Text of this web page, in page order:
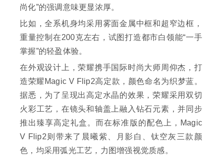
尚化”的强调意味更显浓厚。
比如，全系机身均采用雾面金属中框和超窄边框，
重量控制在200克左右，试图打造都市白领能“一手
掌握”的轻盈体验。
在外观设计上，荣耀携手国际时尚大师周仰杰，打
造荣耀Magic V Flip2高定款，颜色命名为织梦蓝。
据悉，为了呈现出高定水晶的效果，荣耀采用双切
火彩工艺，在镜头和轴盖上融入钻石元素，并同步
推出臻享高定礼盒。而在标准版的配色上，Magic
V Flip2则带来了晨曦紫、月影白、钛空灰三款颜
色，均采用弧光工艺，力图增强视觉质感。